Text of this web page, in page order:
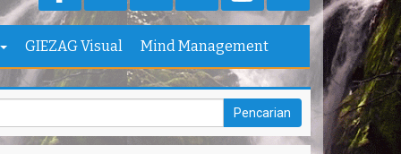
GIEZAG Visual Mind Management